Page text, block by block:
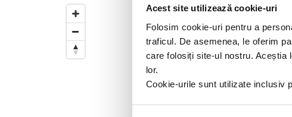
Acest site utilizează cookie-uri
Folosim cookie-uri pentru a
traficul. De asemenea, le oferim
care folosiți site-ul nostru. Aceștia
lor.
Cookie-urile sunt utilizate inclusiv
Trageti de el pentru a modifica distanta